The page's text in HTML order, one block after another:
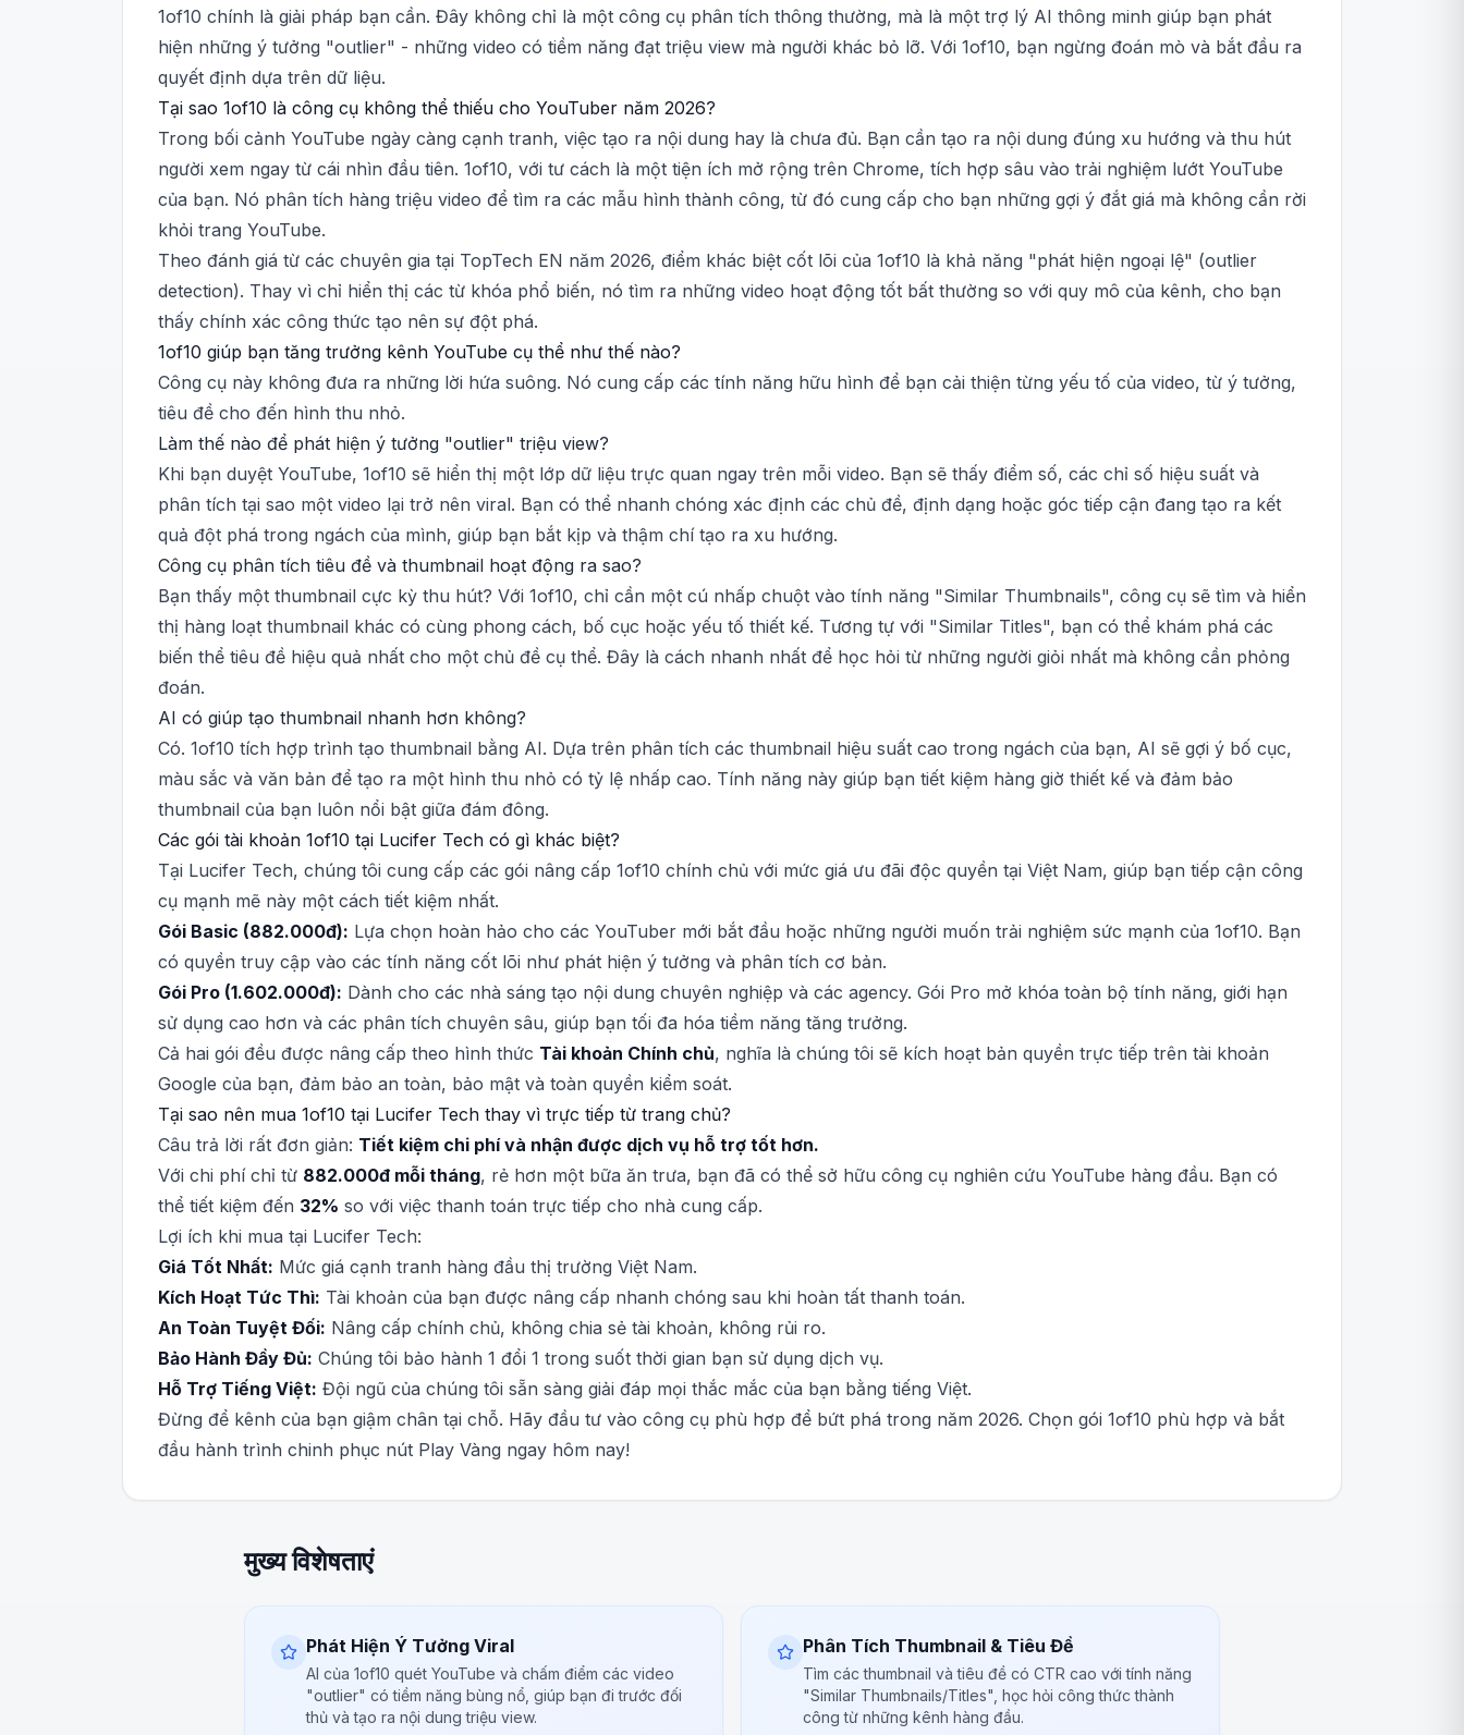
1of10 chính là giải pháp bạn cần. Đây không chỉ là một công cụ phân tích thông thường, mà là một trợ lý AI thông minh giúp bạn phát
hiện những ý tưởng "outlier" - những video có tiềm năng đạt triệu view mà người khác bỏ lỡ. Với 1of10, bạn ngừng đoán mò và bắt đầu ra
quyết định dựa trên dữ liệu.
Tại sao 1of10 là công cụ không thể thiếu cho YouTuber năm 2026?
Trong bối cảnh YouTube ngày càng cạnh tranh, việc tạo ra nội dung hay là chưa đủ. Bạn cần tạo ra nội dung đúng xu hướng và thu hút
người xem ngay từ cái nhìn đầu tiên. 1of10, với tư cách là một tiện ích mở rộng trên Chrome, tích hợp sâu vào trải nghiệm lướt YouTube
của bạn. Nó phân tích hàng triệu video để tìm ra các mẫu hình thành công, từ đó cung cấp cho bạn những gợi ý đắt giá mà không cần rời
khỏi trang YouTube.
Theo đánh giá từ các chuyên gia tại TopTech EN năm 2026, điểm khác biệt cốt lõi của 1of10 là khả năng "phát hiện ngoại lệ" (outlier
detection). Thay vì chỉ hiển thị các từ khóa phổ biến, nó tìm ra những video hoạt động tốt bất thường so với quy mô của kênh, cho bạn
thấy chính xác công thức tạo nên sự đột phá.
1of10 giúp bạn tăng trưởng kênh YouTube cụ thể như thế nào?
Công cụ này không đưa ra những lời hứa suông. Nó cung cấp các tính năng hữu hình để bạn cải thiện từng yếu tố của video, từ ý tưởng,
tiêu đề cho đến hình thu nhỏ.
Làm thế nào để phát hiện ý tưởng "outlier" triệu view?
Khi bạn duyệt YouTube, 1of10 sẽ hiển thị một lớp dữ liệu trực quan ngay trên mỗi video. Bạn sẽ thấy điểm số, các chỉ số hiệu suất và
phân tích tại sao một video lại trở nên viral. Bạn có thể nhanh chóng xác định các chủ đề, định dạng hoặc góc tiếp cận đang tạo ra kết
quả đột phá trong ngách của mình, giúp bạn bắt kịp và thậm chí tạo ra xu hướng.
Công cụ phân tích tiêu đề và thumbnail hoạt động ra sao?
Bạn thấy một thumbnail cực kỳ thu hút? Với 1of10, chỉ cần một cú nhấp chuột vào tính năng "Similar Thumbnails", công cụ sẽ tìm và hiển
thị hàng loạt thumbnail khác có cùng phong cách, bố cục hoặc yếu tố thiết kế. Tương tự với "Similar Titles", bạn có thể khám phá các
biến thể tiêu đề hiệu quả nhất cho một chủ đề cụ thể. Đây là cách nhanh nhất để học hỏi từ những người giỏi nhất mà không cần phỏng
đoán.
AI có giúp tạo thumbnail nhanh hơn không?
Có. 1of10 tích hợp trình tạo thumbnail bằng AI. Dựa trên phân tích các thumbnail hiệu suất cao trong ngách của bạn, AI sẽ gợi ý bố cục,
màu sắc và văn bản để tạo ra một hình thu nhỏ có tỷ lệ nhấp cao. Tính năng này giúp bạn tiết kiệm hàng giờ thiết kế và đảm bảo
thumbnail của bạn luôn nổi bật giữa đám đông.
Các gói tài khoản 1of10 tại Lucifer Tech có gì khác biệt?
Tại Lucifer Tech, chúng tôi cung cấp các gói nâng cấp 1of10 chính chủ với mức giá ưu đãi độc quyền tại Việt Nam, giúp bạn tiếp cận công
cụ mạnh mẽ này một cách tiết kiệm nhất.
Gói Basic (882.000đ): Lựa chọn hoàn hảo cho các YouTuber mới bắt đầu hoặc những người muốn trải nghiệm sức mạnh của 1of10. Bạn
có quyền truy cập vào các tính năng cốt lõi như phát hiện ý tưởng và phân tích cơ bản.
Gói Pro (1.602.000đ): Dành cho các nhà sáng tạo nội dung chuyên nghiệp và các agency. Gói Pro mở khóa toàn bộ tính năng, giới hạn
sử dụng cao hơn và các phân tích chuyên sâu, giúp bạn tối đa hóa tiềm năng tăng trưởng.
Cả hai gói đều được nâng cấp theo hình thức Tài khoản Chính chủ, nghĩa là chúng tôi sẽ kích hoạt bản quyền trực tiếp trên tài khoản
Google của bạn, đảm bảo an toàn, bảo mật và toàn quyền kiểm soát.
Tại sao nên mua 1of10 tại Lucifer Tech thay vì trực tiếp từ trang chủ?
Câu trả lời rất đơn giản: Tiết kiệm chi phí và nhận được dịch vụ hỗ trợ tốt hơn.
Với chi phí chỉ từ 882.000đ mỗi tháng, rẻ hơn một bữa ăn trưa, bạn đã có thể sở hữu công cụ nghiên cứu YouTube hàng đầu. Bạn có
thể tiết kiệm đến 32% so với việc thanh toán trực tiếp cho nhà cung cấp.
Lợi ích khi mua tại Lucifer Tech:
Giá Tốt Nhất: Mức giá cạnh tranh hàng đầu thị trường Việt Nam.
Kích Hoạt Tức Thì: Tài khoản của bạn được nâng cấp nhanh chóng sau khi hoàn tất thanh toán.
An Toàn Tuyệt Đối: Nâng cấp chính chủ, không chia sẻ tài khoản, không rủi ro.
Bảo Hành Đầy Đủ: Chúng tôi bảo hành 1 đổi 1 trong suốt thời gian bạn sử dụng dịch vụ.
Hỗ Trợ Tiếng Việt: Đội ngũ của chúng tôi sẵn sàng giải đáp mọi thắc mắc của bạn bằng tiếng Việt.
Đừng để kênh của bạn giậm chân tại chỗ. Hãy đầu tư vào công cụ phù hợp để bứt phá trong năm 2026. Chọn gói 1of10 phù hợp và bắt
đầu hành trình chinh phục nút Play Vàng ngay hôm nay!
मुख्य विशेषताएं
Phát Hiện Ý Tưởng Viral
AI của 1of10 quét YouTube và chấm điểm các video
"outlier" có tiềm năng bùng nổ, giúp bạn đi trước đối
thủ và tạo ra nội dung triệu view.
Phân Tích Thumbnail & Tiêu Đề
Tìm các thumbnail và tiêu đề có CTR cao với tính năng
"Similar Thumbnails/Titles", học hỏi công thức thành
công từ những kênh hàng đầu.